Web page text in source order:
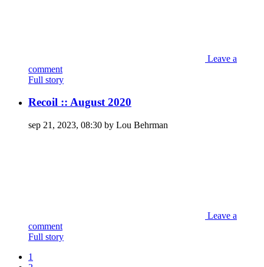
Leave a
comment
Full story
Recoil :: August 2020
sep 21, 2023, 08:30 by Lou Behrman
Leave a
comment
Full story
1